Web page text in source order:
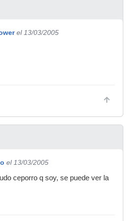
el 13/03/2005
el 13/03/2005
ceporro q soy, se puede ver la